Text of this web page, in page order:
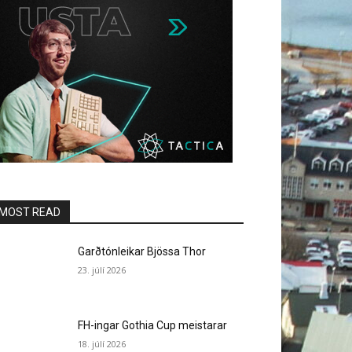
READ
Garðtónleikar Bjössa Thor
23. júlí 2026
FH-ingar Gothia Cup meistarar
18. júlí 2026